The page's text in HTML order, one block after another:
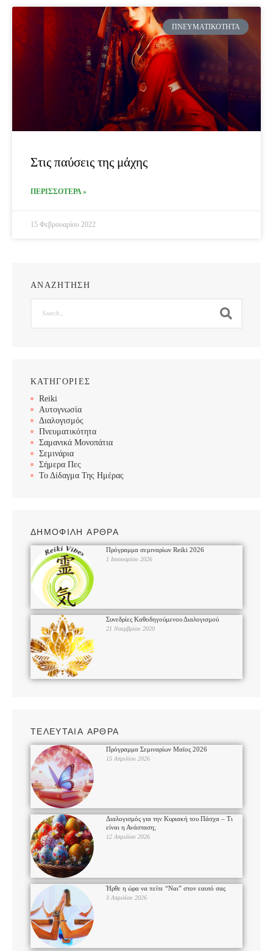
ΠΝΕΥΜΑΤΙΚΌΤΗΤΑ
Στις παύσεις της μάχης
ΠΕΡΙΣΣΟΤΕΡΑ »
15 Φεβρουαρίου 2022
ΑΝΑΖΗΤΗΣΗ
ΚΑΤΗΓΟΡΙΕΣ
Reiki
Αυτογνωσία
Διαλογισμός
Πνευματικότητα
Σαμανικά Μονοπάτια
Σεμινάρια
Σήμερα Πες
Το Δίδαγμα Της Ημέρας
ΔΗΜΟΦΙΛΗ ΑΡΘΡΑ
Πρόγραμμα σεμιναρίων Reiki 2026
1 Ιανουαρίου 2026
Συνεδρίες Καθοδηγούμενου Διαλογισμού
21 Νοεμβρίου 2020
ΤΕΛΕΥΤΑΙΑ ΑΡΘΡΑ
Πρόγραμμα Σεμιναρίων Μαϊος 2026
15 Απριλίου 2026
Διαλογισμός για την Κυριακή του Πάσχα – Τι
είναι η Ανάσταση;
12 Απριλίου 2026
Ήρθε η ώρα να πείτε “Ναι” στον εαυτό σας
3 Απριλίου 2026